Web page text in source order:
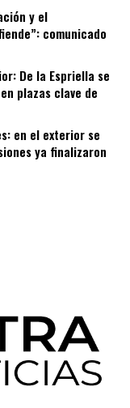
y el
comunicado
De la Espriella se
plazas clave de
en el exterior se
ya finalizaron